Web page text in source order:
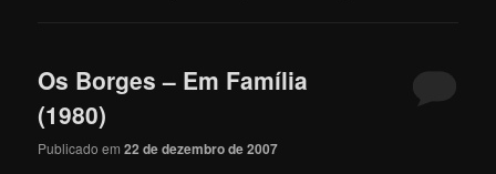
Os Borges – Em Família
(1980)
Publicado em22 de dezembro de 2007